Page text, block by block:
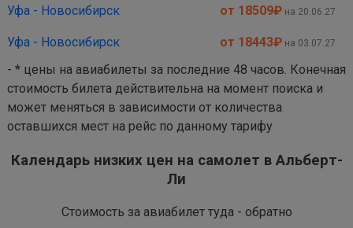
Уфа - Новосибирск от 18509₽ на 20.06.27
Уфа - Новосибирск от 18443₽ на 03.07.27
- * цены на авиабилеты за последние 48 часов. Конечная
стоимость билета действительна на момент поиска и
может меняться в зависимости от количества
оставшихся мест на рейс по данному тарифу
Календарь низких цен на самолет в Альберт-
Ли
Стоимость за авиабилет туда - обратно